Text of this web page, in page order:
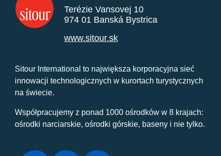
Terézie Vansovej 10
974 01 Banská Bystrica
www.sitour.sk
Sitour International to największa korporacyjna sieć
innowacji technologicznych w kurortach turystycznych
na świecie.
Współpracujemy z ponad 1000 ośrodków w 8 krajach:
ośrodki narciarskie, ośrodki górskie, baseny i nie tylko.